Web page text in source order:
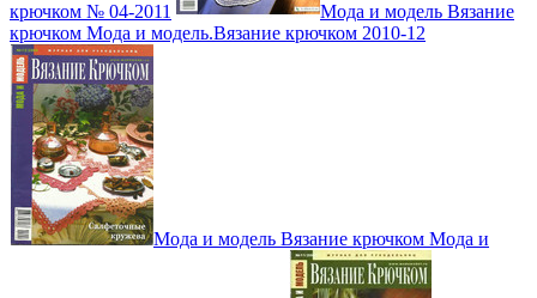
крючком № 04-2011
Мода и модель Вязание
крючком Мода и модель.Вязание крючком 2010-12
Мода и модель Вязание крючком Мода и